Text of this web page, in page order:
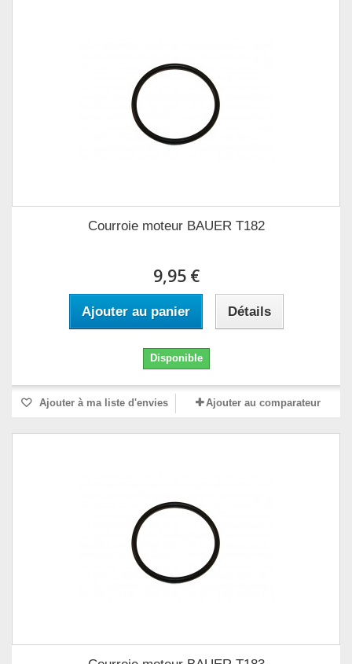
Courroie moteur BAUER T182
9,95 €
Ajouter au panier Détails
Disponible
Ajouter à ma liste d'envies Ajouter au comparateur